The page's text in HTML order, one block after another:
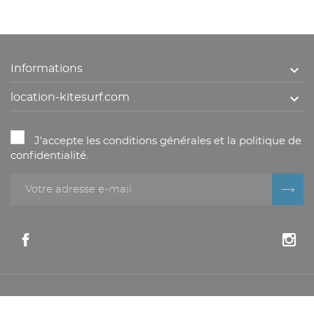
Informations 
location-kitesurf.com 
J'accepte les conditions générales et la politique de
confidentialité.